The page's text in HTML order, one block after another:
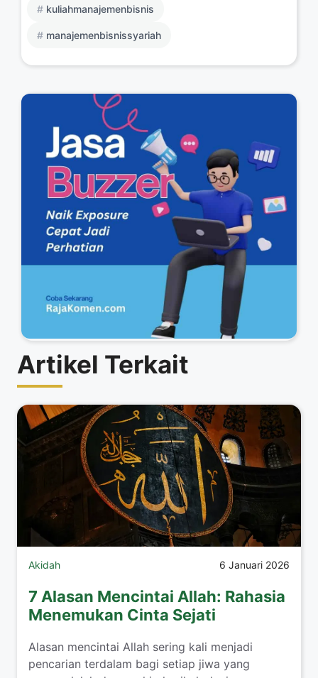
kuliahmanajemenbisnis
manajemenbisnissyariah
Artikel Terkait
Akidah 6 Januari 2026
7 Alasan Mencintai Allah: Rahasia
Menemukan Cinta Sejati
Alasan mencintai Allah sering kali menjadi
pencarian terdalam bagi setiap jiwa yang